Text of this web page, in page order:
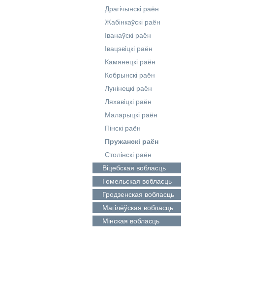
Драгічынскі раён
Жабінкаўскі раён
Іванаўскі раён
Івацэвіцкі раён
Камянецкі раён
Кобрынскі раён
Лунінецкі раён
Ляхавіцкі раён
Маларыцкі раён
Пінскі раён
Пружанскі раён
Столінскі раён
Віцебская вобласць
Гомельская вобласць
Гродзенская вобласць
Магілёўская вобласць
Мінская вобласць